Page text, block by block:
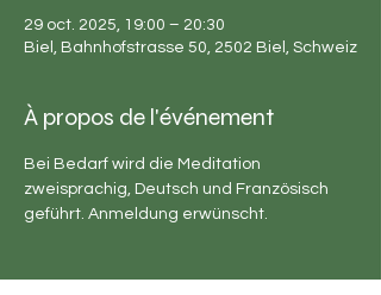
29 oct. 2025, 19:00 – 20:30
Biel, Bahnhofstrasse 50, 2502 Biel, Schweiz
À propos de l'événement
Bei Bedarf wird die Meditation
zweisprachig, Deutsch und Französisch
geführt. Anmeldung erwünscht.